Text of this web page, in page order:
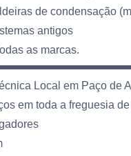
de condensação
antigos
as marcas.
Local em Paço de
em toda a freguesia